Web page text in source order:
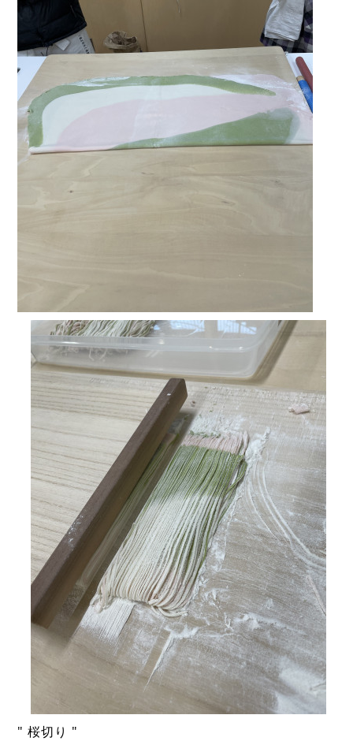
" 桜切り "